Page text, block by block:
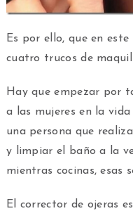
Es por ello, que en
cuatro trucos de
Hay que empezar por
a las mujeres en la
una persona que
y limpiar el baño a la
mientras cocinas, esas
El corrector de ojeras